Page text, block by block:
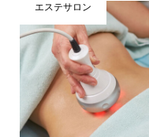
エステサロン